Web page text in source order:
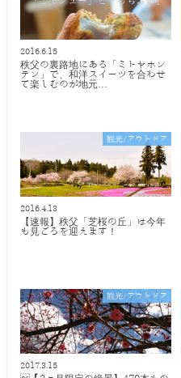
2016.6.15
秩父の裏路地にある「ミトヤホン
テン」で、和洋スイーツを合わせ
て楽しむのが地元…
観光/アウトドア
2016.4.13
【速報】秩父「芝桜の丘」は今年
も見ごろを迎えます！
観光/アウトドア
2017.3.15